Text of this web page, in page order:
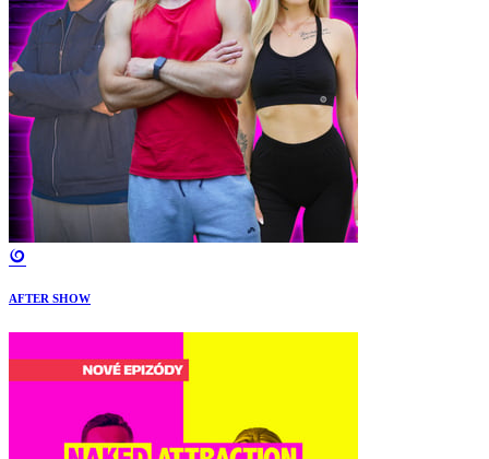
AFTER SHOW